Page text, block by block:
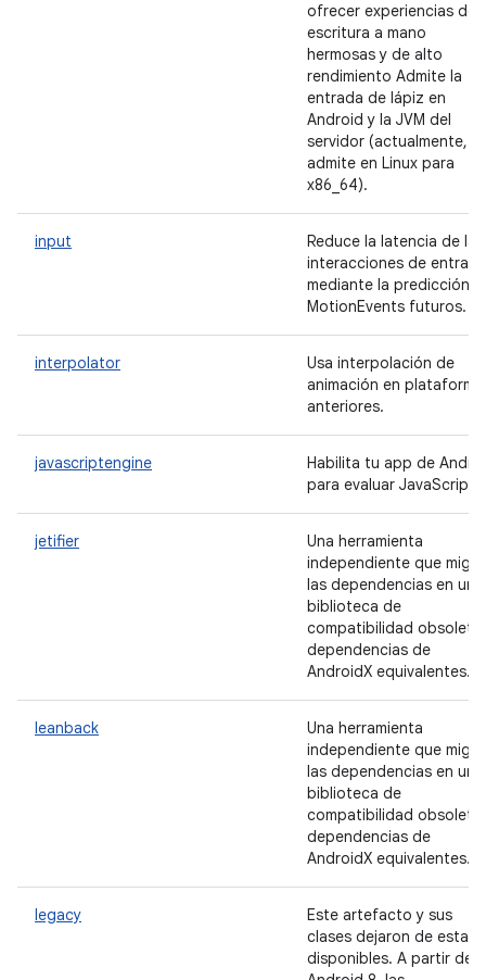
ofrecer experiencias de
escritura a mano
hermosas y de alto
rendimiento Admite la
entrada de lápiz en
Android y la JVM del
servidor (actualmente,
admite en Linux para
x86_64).
input
Reduce la latencia de las
interacciones de entrada
mediante la predicción
MotionEvents futuros.
interpolator
Usa interpolación de
animación en
anteriores.
javascriptengine
Habilita tu app de
para evaluar JavaScript.
jetifier
Una herramienta
independiente que migra
las dependencias en una
biblioteca de
compatibilidad obsoleta
dependencias de
AndroidX equivalentes.
leanback
Una herramienta
independiente que migra
las dependencias en una
biblioteca de
compatibilidad obsoleta
dependencias de
AndroidX equivalentes.
legacy
Este artefacto y sus
clases dejaron de estar
disponibles. A partir de